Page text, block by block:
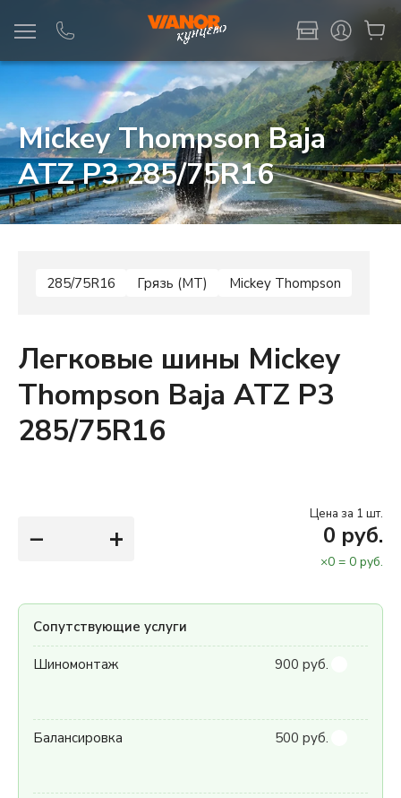
Mickey Thompson Baja
ATZ P3 285/75R16
285/75R16 Грязь (MT) Mickey Thompson
Легковые шины Mickey
Thompson Baja ATZ P3
285/75R16
− +
Цена за 1 шт.
0 руб.
×0 = 0 руб.
Сопутствующие услуги
Шиномонтаж 900 руб.
Балансировка 500 руб.
Информация Фото товара